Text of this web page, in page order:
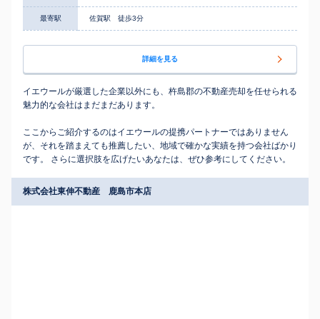
最寄駅 佐賀駅 徒歩3分
詳細を見る
イエウールが厳選した企業以外にも、杵島郡の不動産売却を任せられる
魅力的な会社はまだまだあります。
ここからご紹介するのはイエウールの提携パートナーではありません
が、それを踏まえても推薦したい、地域で確かな実績を持つ会社ばかり
です。 さらに選択肢を広げたいあなたは、ぜひ参考にしてください。
株式会社東伸不動産 鹿島市本店